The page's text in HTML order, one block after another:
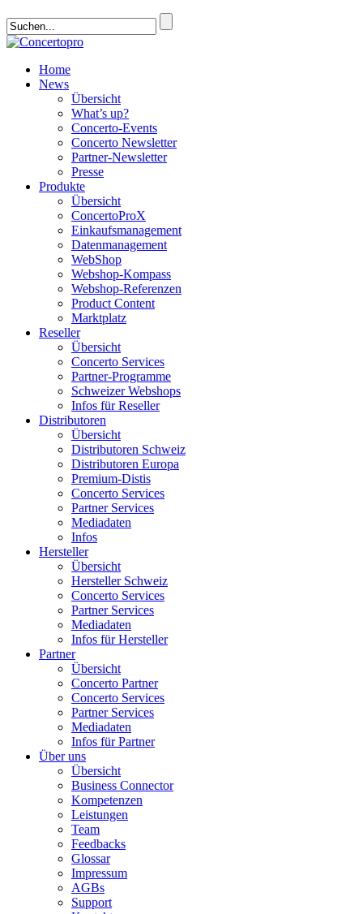
Home
News
Übersicht
What’s up?
Concerto-Events
Concerto Newsletter
Partner-Newsletter
Presse
Produkte
Übersicht
ConcertoProX
Einkaufsmanagement
Datenmanagement
WebShop
Webshop-Kompass
Webshop-Referenzen
Product Content
Marktplatz
Reseller
Übersicht
Concerto Services
Partner-Programme
Schweizer Webshops
Infos für Reseller
Distributoren
Übersicht
Distributoren Schweiz
Distributoren Europa
Premium-Distis
Concerto Services
Partner Services
Mediadaten
Infos
Hersteller
Übersicht
Hersteller Schweiz
Concerto Services
Partner Services
Mediadaten
Infos für Hersteller
Partner
Übersicht
Concerto Partner
Concerto Services
Partner Services
Mediadaten
Infos für Partner
Über uns
Übersicht
Business Connector
Kompetenzen
Leistungen
Team
Feedbacks
Glossar
Impressum
AGBs
Support